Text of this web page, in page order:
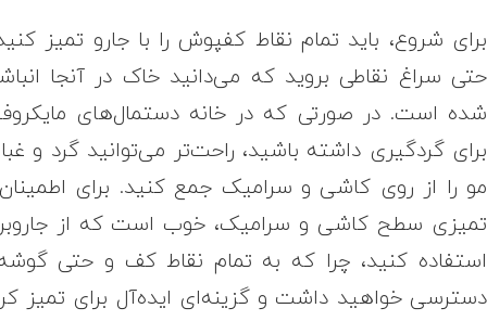
برای شروع، باید تمام نقاط کفپوش را با جارو تمیز
حتی سراغ نقاطی بروید که می‌دانید خاک در آنجا
شده است. در صورتی که در خانه دستمال‌های
برای گردگیری داشته باشید، راحت‌تر می‌توانید گرد و
مو را از روی کاشی و سرامیک جمع کنید. برای
تمیزی سطح کاشی و سرامیک، خوب است که از
استفاده کنید، چرا که به تمام نقاط کف و حتی
دسترسی خواهید داشت و گزینه‌ای ایده‌آل برای تمیز